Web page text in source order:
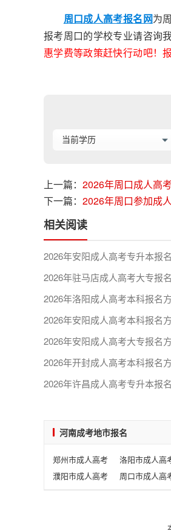
周口成人高考报名网为
报考周口的学校专业请咨询
惠学费等政策赶快行动吧！
上一篇： 2026年周口成人高
下一篇： 2026年周口参加成
相关阅读
2026年安阳成人高考专升本报
2026年驻马店成人高考大专报
2026年洛阳成人高考本科报名
2026年安阳成人高考本科报名
2026年安阳成人高考大专报名
2026年开封成人高考本科报名
2026年许昌成人高考专升本报
河南成考地市报名
郑州市成人高考 洛阳市成人高
濮阳市成人高考
周口市成人高